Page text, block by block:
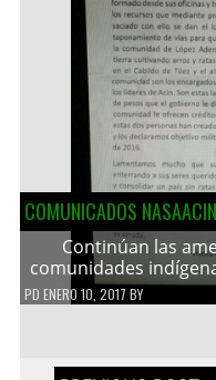
COMUNICADOS NASAACIN
Continúan las
comunidades
PD ENERO 10, 2017 BY